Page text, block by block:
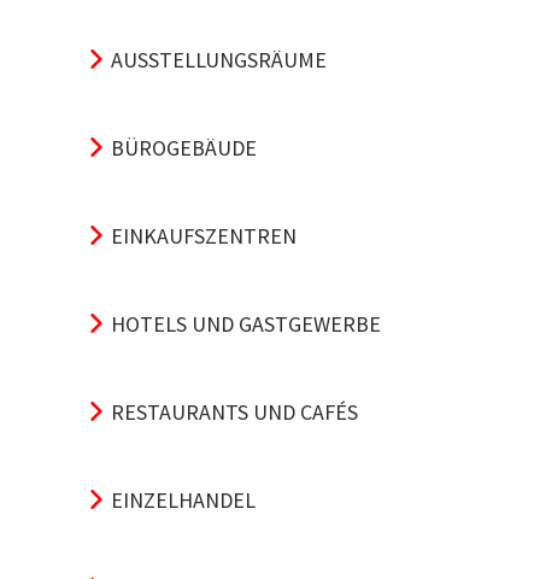
AUSSTELLUNGSRÄUME
BÜROGEBÄUDE
EINKAUFSZENTREN
HOTELS UND GASTGEWERBE
RESTAURANTS UND CAFÉS
EINZELHANDEL